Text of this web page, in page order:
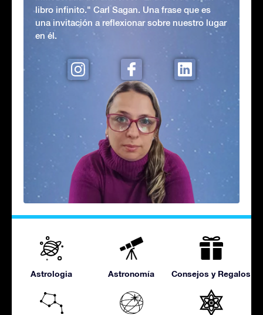
libro infinito." Carl Sagan. Una frase que es
una invitación a reflexionar sobre nuestro lugar
en él.
Astrologia Astronomía Consejos y Regalos